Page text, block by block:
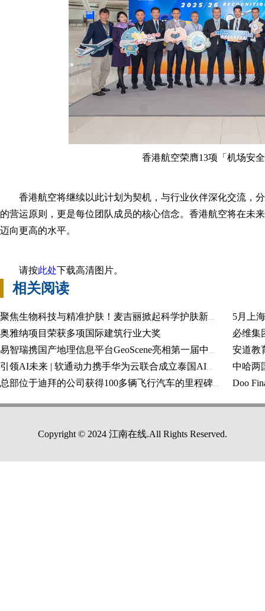
香港航空荣膺13项「机场安
香港航空将继续以此计划为契机，与行业伙伴深化交流，
的营运原则，更是每位团队成员的核心信念。香港航空将在未
迈向更高的水平。
请按此处下载高清图片。
相关阅读
5月上
奥雅纳项目荣获多项国际建筑行业大奖
中哈两
Copyright © 2024 江南在线.All Rights Reserved.